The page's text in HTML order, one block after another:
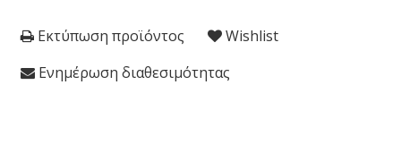
Εκτύπωση προϊόντος
Wishlist
Ενημέρωση διαθεσιμότητας